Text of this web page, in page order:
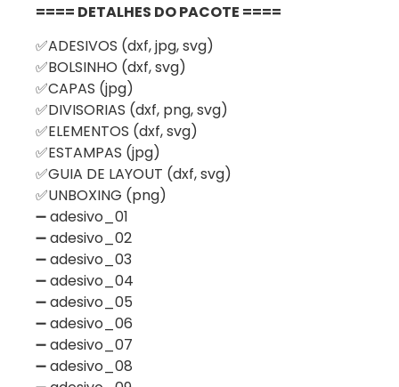
==== DETALHES DO PACOTE ====
✅ADESIVOS (dxf, jpg, svg)
✅BOLSINHO (dxf, svg)
✅CAPAS (jpg)
✅DIVISORIAS (dxf, png, svg)
✅ELEMENTOS (dxf, svg)
✅ESTAMPAS (jpg)
✅GUIA DE LAYOUT (dxf, svg)
✅UNBOXING (png)
➖ adesivo_01
➖ adesivo_02
➖ adesivo_03
➖ adesivo_04
➖ adesivo_05
➖ adesivo_06
➖ adesivo_07
➖ adesivo_08